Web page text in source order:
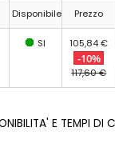
Disponibile Prezzo
SI 105,84 €
-10%
117,60 €
E TEMPI DI